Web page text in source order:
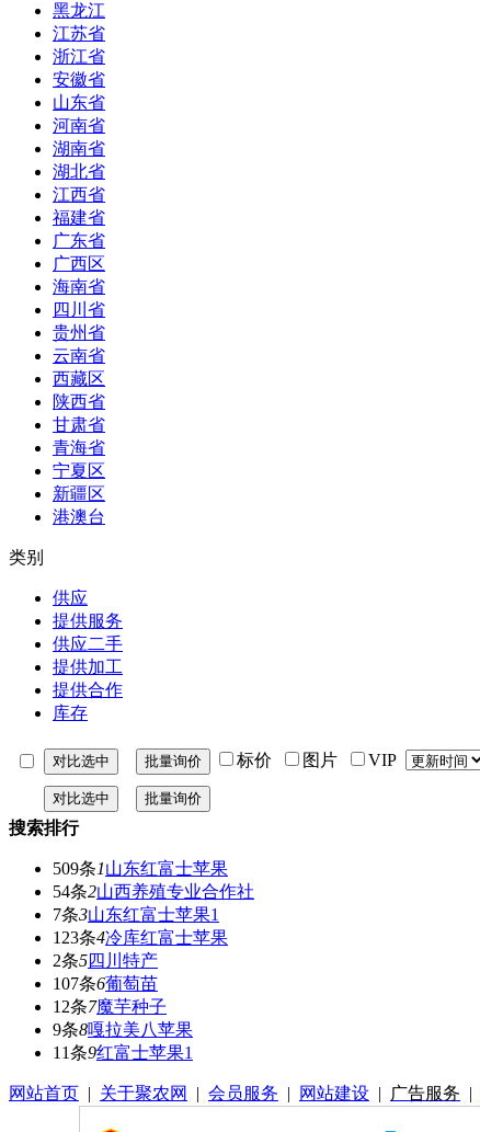
黑龙江
江苏省
浙江省
安徽省
山东省
河南省
湖南省
湖北省
江西省
福建省
广东省
广西区
海南省
四川省
贵州省
云南省
西藏区
陕西省
甘肃省
青海省
宁夏区
新疆区
港澳台
类别
供应
提供服务
供应二手
提供加工
提供合作
库存
标价 图片 VIP
搜索排行
509条1山东红富士苹果
54条2山西养殖专业合作社
7条3山东红富士苹果1
123条4冷库红富士苹果
2条5四川特产
107条6葡萄苗
12条7魔芋种子
9条8嘎拉美八苹果
11条9红富士苹果1
网站首页 | 关于聚农网 | 会员服务 | 网站建设 | 广告服务 |